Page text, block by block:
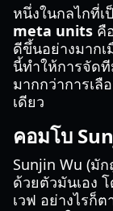
หนึ่งในกลไกที่
meta units คื
ดีขึ้นอย่างมากเ
นี้ทำให้การจัดที
มากกว่าการเลื
เดียว
คอมโบ
Sunjin Wu (มั
ด้วยตัวมันเอง
เวฟ อย่างไรก็